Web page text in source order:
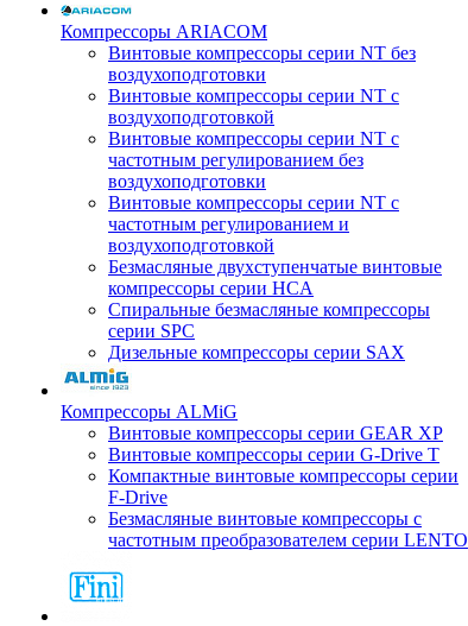
Компрессоры ARIACOM
Винтовые компрессоры серии NT без
воздухоподготовки
Винтовые компрессоры серии NT c
воздухоподготовкой
Винтовые компрессоры серии NT с
частотным регулированием без
воздухоподготовки
Винтовые компрессоры серии NT с
частотным регулированием и
воздухоподготовкой
Безмасляные двухступенчатые винтовые
компрессоры серии HCA
Спиральные безмасляные компрессоры
серии SPC
Дизельные компрессоры серии SAX
Компрессоры ALMiG
Винтовые компрессоры серии GEAR XP
Винтовые компрессоры серии G-Drive T
Компактные винтовые компрессоры серии
F-Drive
Безмасляные винтовые компрессоры с
частотным преобразователем серии LENTO